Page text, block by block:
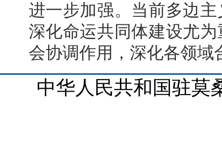
进一步加强。当前多边
深化命运共同体建设尤
会协调作用，深化各领域
中华人民共和国驻莫